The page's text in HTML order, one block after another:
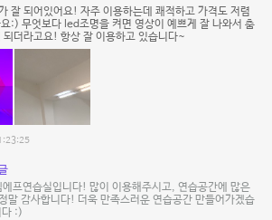
잘 되어있어요! 자주 이용하는데 쾌적하고 가격도 저렴
:) 무엇보다 led조명을 켜면 영상이 예쁘게 잘 나와서 춤
되더라고요! 항상 잘 이용하고 있습니다~
프연습실입니다! 많이 이용해주시고, 연습공간에 많은
말 감사합니다! 더욱 만족스러운 연습공간 만들어가겠습
다 :)